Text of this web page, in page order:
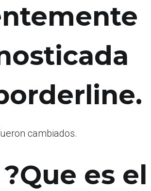
cambiados.
?Que es el